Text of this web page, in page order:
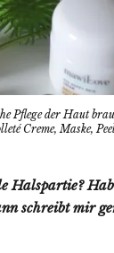
Pflege der Haut
Creme, Maske,
Halspartie?
schreibt mir